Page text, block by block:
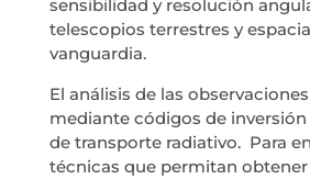
sensibilidad y resolución
telescopios terrestres y
vanguardia.
El análisis de las
mediante códigos de
de transporte radiativo. Para
técnicas que permitan obtener